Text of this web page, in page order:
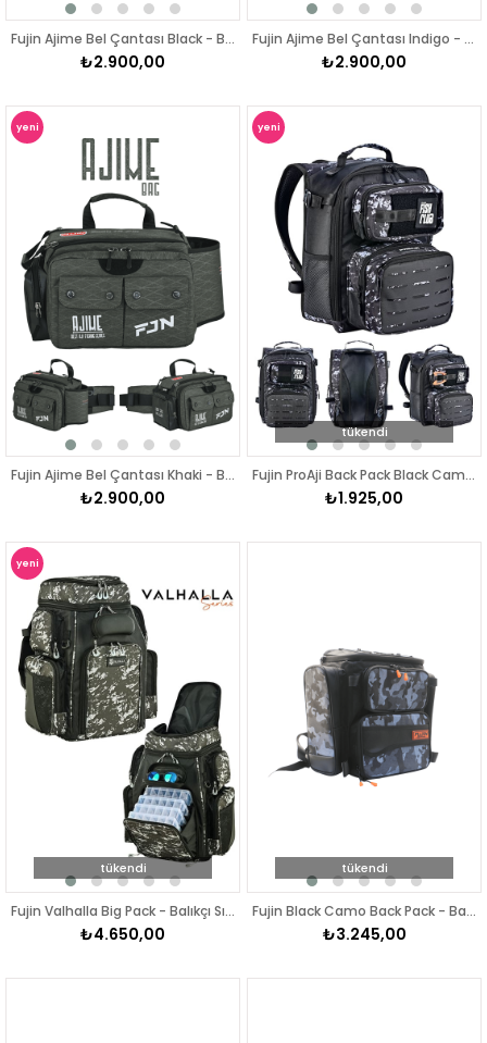
Fujin Ajime Bel Çantası Black - Balıkçı Çantası
₺2.900,00
Fujin Ajime Bel Çantası Indigo - Balıkçı Çantası
₺2.900,00
Fujin Ajime Bel Çantası Khaki - Balıkçı Çantası
₺2.900,00
yeni
tükendi
Fujin ProAji Back Pack Black Camo Balıkçı Sırt Çantası
₺1.925,00
yeni
tükendi
Fujin Valhalla Big Pack - Balıkçı Sırt Çantası
₺4.650,00
yeni
ürün
tükendi
Fujin Black Camo Back Pack - Balıkçı Sırt Çantası
₺3.245,00